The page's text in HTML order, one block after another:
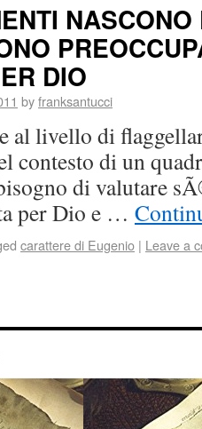
DIO
byfranksantucci
al livello di
contesto di un
di valutare
per Dio e …
carattere di Eugenio | Leave a